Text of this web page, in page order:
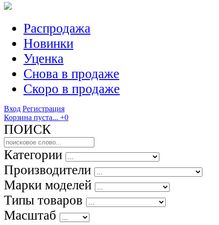
Распродажа
Новинки
Уценка
Снова в продаже
Скоро в продаже
Вход Регистрация
Корзина пуста... +0
ПОИСК
Категории
Производители
Марки моделей
Типы товаров
Масштаб